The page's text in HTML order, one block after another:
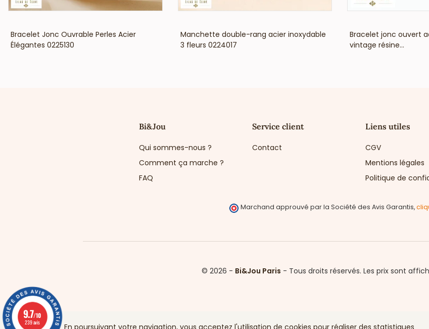
Bracelet Jonc Ouvrable Perles Acier
Élégantes 0225130
Manchette double-rang acier inoxydable
3 fleurs 0224017
Bracelet jonc ouvert
vintage résine...
Bi&Jou
Qui sommes-nous ?
Comment ça marche ?
FAQ
Service client
Contact
Liens utiles
CGV
Mentions légales
Politique de
Marchand approuvé par la Société des Avis Garantis,
© 2026 - Bi&Jou Paris - Tous droits réservés. Les prix sont
En poursuivant votre navigation, vous acceptez l'utilisation de cookies pour réaliser des statistiques
9.7/10
239 avis